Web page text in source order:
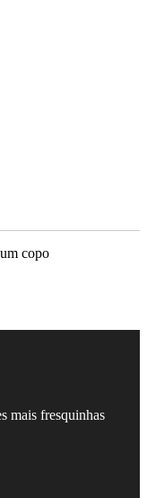
copo
mais fresquinhas